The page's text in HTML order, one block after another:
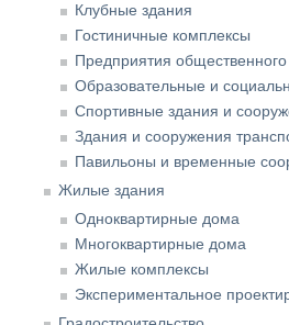
Клубные здания
Гостиничные комплексы
Предприятия
Образовательные и
Спортивные здания и
Здания и сооружения
Павильоны и временные
Жилые здания
Одноквартирные дома
Многоквартирные дома
Жилые комплексы
Экспериментальное